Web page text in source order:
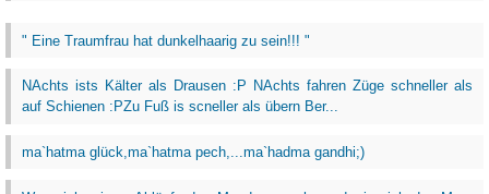
" Eine Traumfrau hat dunkelhaarig zu sein!!! "
NAchts ists Kälter als Drausen :P NAchts fahren Züge schneller als
auf Schienen :PZu Fuß is scneller als übern Ber...
ma`hatma glück,ma`hatma pech,...ma`hadma gandhi;)